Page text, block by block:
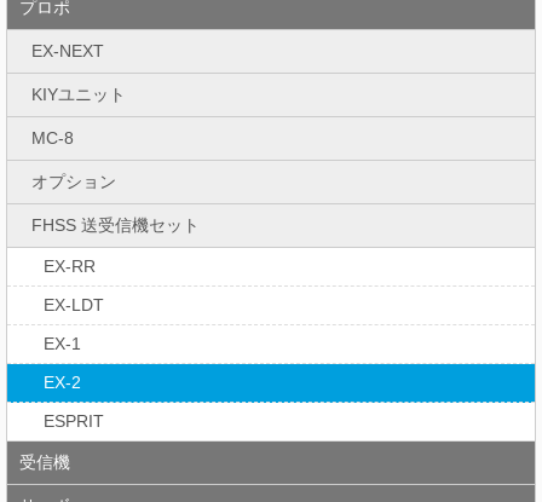
プロポ
EX-NEXT
KIYユニット
MC-8
オプション
FHSS 送受信機セット
EX-RR
EX-LDT
EX-1
EX-2
ESPRIT
受信機